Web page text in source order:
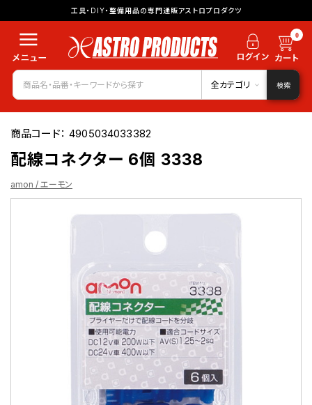
工具・DIY・整備用品の専門通販アストロプロダクツ
0
全カテゴリ 検索
商品コード：4905034033382
配線コネクター 6個 3338
amon / エーモン